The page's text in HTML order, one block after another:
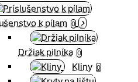
k pílam 0
Držiak pilníka 0
Kliny 0